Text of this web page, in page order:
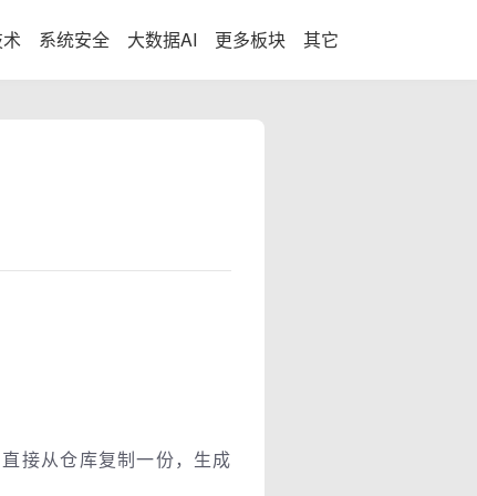
系统安全 大数据AI 更多板块 其它
接从仓库复制一份，生成